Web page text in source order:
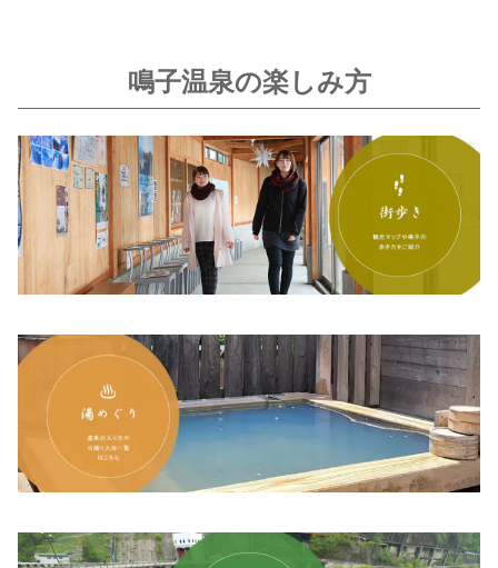
鳴子温泉の楽しみ方